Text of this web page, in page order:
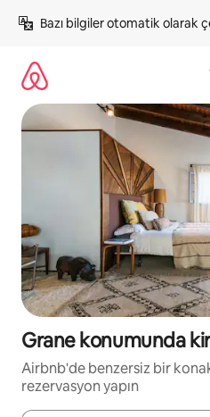
atla
Bazı bilgiler otomatik olarak
Grane konumunda
Airbnb'de benzersiz bir
rezervasyon yapın